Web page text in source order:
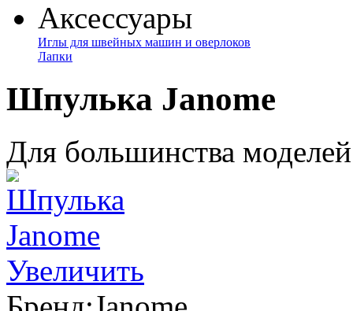
Аксессуары
Иглы для швейных машин и оверлоков
Лапки
Шпулька Janome
Для большинства
Увеличить